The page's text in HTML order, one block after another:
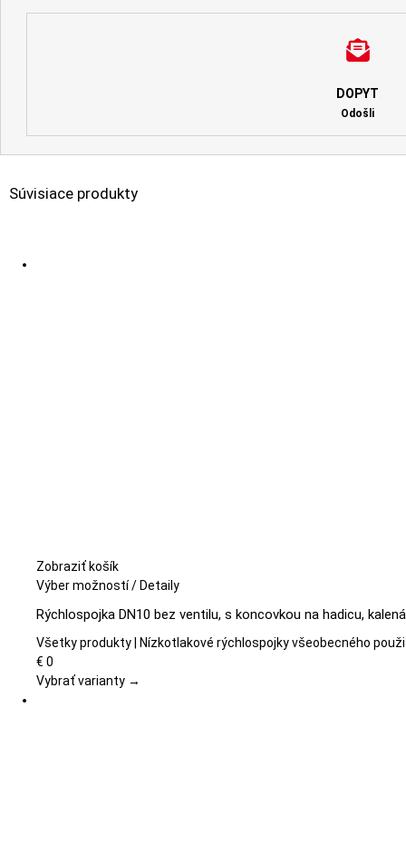
DOPYT
Odošli
Súvisiace produkty
Zobraziť košík
Výber možnostíTento
má
viacero
Možnosti
/Detaily
Rýchlospojka DN10 bez ventilu, s koncovkou na hadicu,
Všetky produkty | Nízkotlakové rýchlospojky všeobecného
€ 0
Vybrať varianty →